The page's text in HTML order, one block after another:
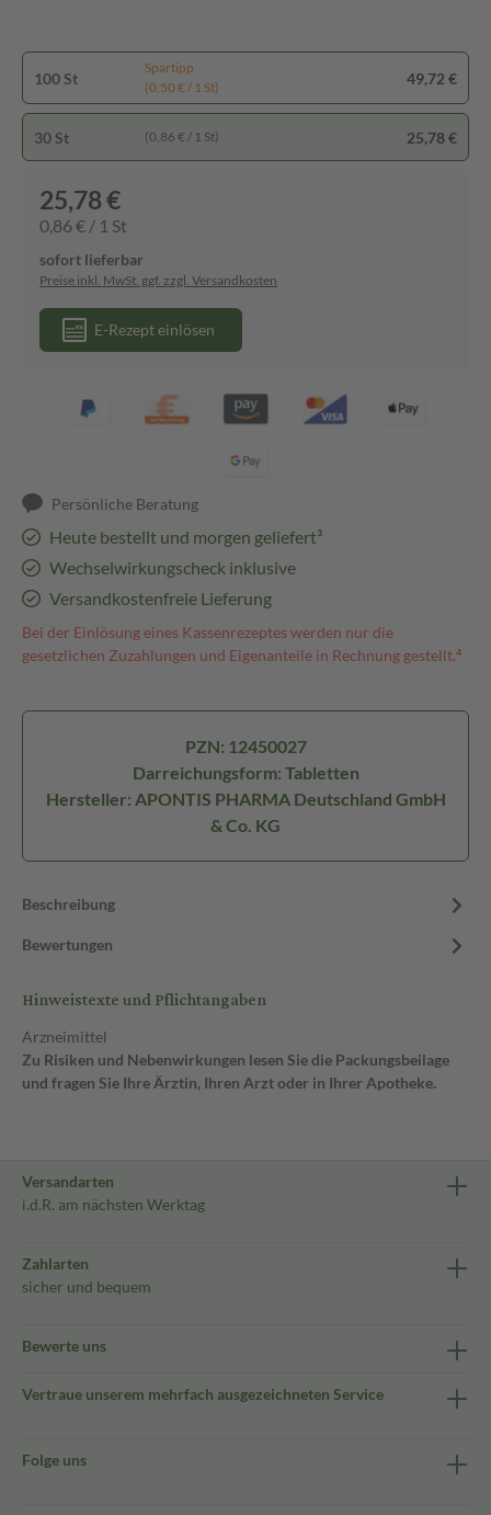
100 St
Spartipp
(0,50 € / 1 St)
49,72 €
30 St (0,86 € / 1 St) 25,78 €
25,78 €
0,86 € / 1 St
sofort lieferbar
Preise inkl. MwSt. ggf. zzgl. Versandkosten
E-Rezept einlösen
Persönliche Beratung
Heute bestellt und morgen geliefert³
Wechselwirkungscheck inklusive
Versandkostenfreie Lieferung
Bei der Einlösung eines Kassenrezeptes werden nur die
gesetzlichen Zuzahlungen und Eigenanteile in Rechnung gestellt.⁴
PZN: 12450027
Darreichungsform: Tabletten
Hersteller: APONTIS PHARMA Deutschland GmbH
& Co. KG
Beschreibung
Bewertungen
Hinweistexte und Pflichtangaben
Arzneimittel
Zu Risiken und Nebenwirkungen lesen Sie die Packungsbeilage
und fragen Sie Ihre Ärztin, Ihren Arzt oder in Ihrer Apotheke.
Versandarten
i.d.R. am nächsten Werktag
Zahlarten
sicher und bequem
Bewerte uns
Vertraue unserem mehrfach ausgezeichneten Service
Folge uns